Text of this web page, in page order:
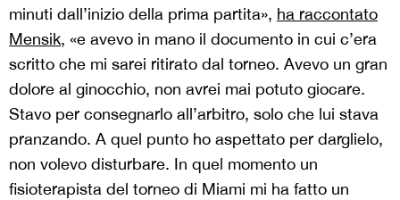
minuti dall’inizio della prima partita», ha raccontato
Mensik, «e avevo in mano il documento in cui c’era
scritto che mi sarei ritirato dal torneo. Avevo un gran
dolore al ginocchio, non avrei mai potuto giocare.
Stavo per consegnarlo all’arbitro, solo che lui stava
pranzando. A quel punto ho aspettato per darglielo,
non volevo disturbare. In quel momento un
fisioterapista del torneo di Miami mi ha fatto un